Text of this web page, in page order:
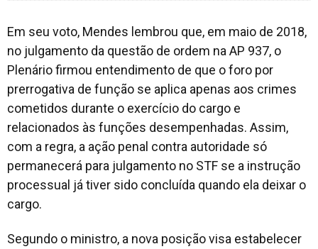
Em seu voto, Mendes lembrou que, em maio de 2018,
no julgamento da questão de ordem na AP 937, o
Plenário firmou entendimento de que o foro por
prerrogativa de função se aplica apenas aos crimes
cometidos durante o exercício do cargo e
relacionados às funções desempenhadas. Assim,
com a regra, a ação penal contra autoridade só
permanecerá para julgamento no STF se a instrução
processual já tiver sido concluída quando ela deixar o
cargo.
Segundo o ministro, a nova posição visa estabelecer